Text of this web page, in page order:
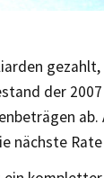
der
nächste